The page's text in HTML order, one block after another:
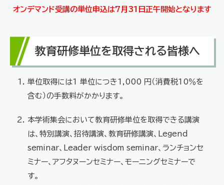
オンデマンド受講の単位申込は7月31日正午開始となります
教育研修単位を取得される皆様へ
単位取得には1 単位につき1,000 円（消費税10％を
含む）の手数料がかかります。
本学術集会において教育研修単位を取得できる講演
は、特別講演、招待講演、教育研修講演、Legend
seminar、Leader wisdom seminar、ランチョンセ
ミナー、アフタヌーンセミナー、モーニングセミナーで
す。